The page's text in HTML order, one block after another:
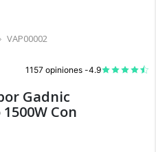
VAP00002
1157 opiniones -4.9
Gadnic
Con